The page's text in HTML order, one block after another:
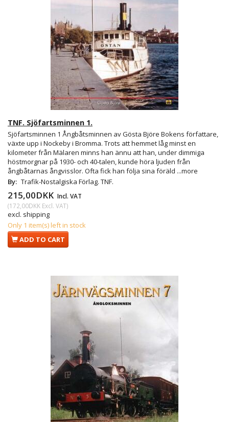
TNF. Sjöfartsminnen 1.
Sjöfartsminnen 1 Ångbåtsminnen av Gösta Björe Bokens författare,
växte upp i Nockeby i Bromma. Trots att hemmet låg minst en
kilometer från Mälaren minns han ännu att han, under dimmiga
höstmorgnar på 1930- och 40-talen, kunde höra ljuden från
ångbåtarnas ångvisslor. Ofta fick han följa sina föräld ...more
By: Trafik-Nostalgiska Förlag. TNF.
215,00DKK Incl. VAT
(172,00DKK Excl. VAT)
excl. shipping
Only 1 item(s) left in stock
ADD TO CART